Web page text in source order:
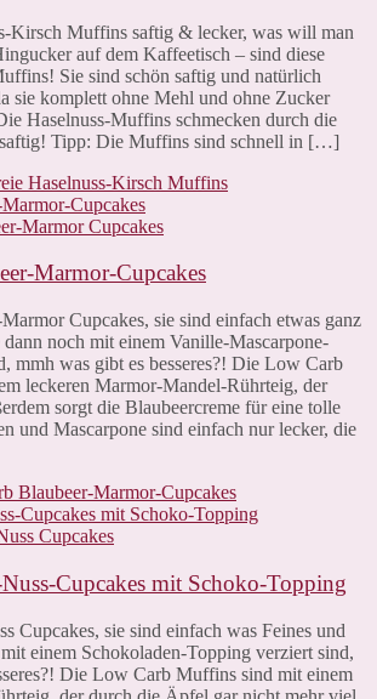
Kirsch Muffins saftig & lecker, was will man
auf dem Kaffeetisch – sind diese
Sie sind schön saftig und natürlich
sie komplett ohne Mehl und ohne Zucker
Haselnuss-Muffins schmecken durch die
saftig! Tipp: Die Muffins sind schnell in […]
Haselnuss-Kirsch Muffins
Cupcakes
Marmor-Cupcakes
Cupcakes, sie sind einfach etwas ganz
noch mit einem Vanille-Mascarpone-
mmh was gibt es besseres?! Die Low Carb
leckeren Marmor-Mandel-Rührteig, der
sorgt die Blaubeercreme für eine tolle
und Mascarpone sind einfach nur lecker, die
Blaubeer-Marmor-Cupcakes
Cupcakes mit Schoko-Topping
Cupcakes mit Schoko-Topping
Cupcakes, sie sind einfach was Feines und
einem Schokoladen-Topping verziert sind,
Die Low Carb Muffins sind mit einem